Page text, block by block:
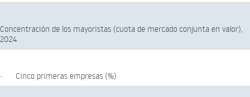
Concentración de los mayoristas (cuota de mercado conjunta en valor),
2024
· Cinco primeras empresas (%)